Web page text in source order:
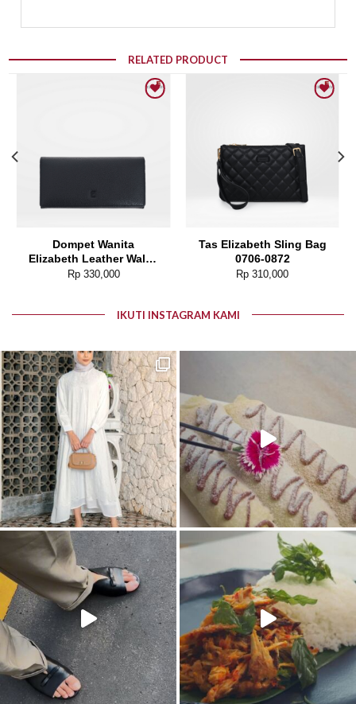
RELATED PRODUCT
Dompet Wanita
Elizabeth Leather Wallet
0111-0050
Rp330,000
Tas Elizabeth Sling Bag
0706-0872
Rp 310,000
IKUTI INSTAGRAM KAMI